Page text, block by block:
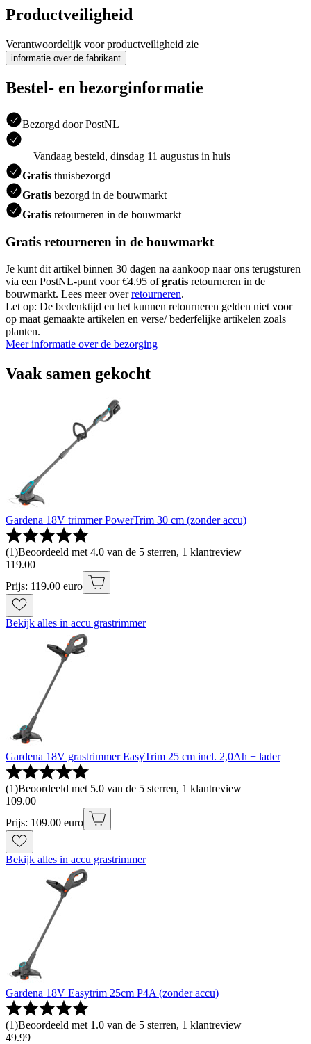
Productveiligheid
Verantwoordelijk voor productveiligheid zie
informatie over de fabrikant
Bestel- en bezorginformatie
Bezorgd door PostNL
Vandaag besteld, dinsdag 11 augustus in huis
Gratis thuisbezorgd
Gratis bezorgd in de bouwmarkt
Gratis retourneren in de bouwmarkt
Gratis retourneren in de bouwmarkt
Je kunt dit artikel binnen 30 dagen na aankoop naar ons terugsturen
via een PostNL-punt voor €4.95 ofgratis retourneren in de
bouwmarkt. Lees meer overretourneren.
Let op: De bedenktijd en het kunnen retourneren gelden niet voor
op maat gemaakte artikelen en verse/ bederfelijke artikelen zoals
planten.
Meer informatie over de bezorging
Vaak samen gekocht
Gardena 18V trimmer PowerTrim 30 cm (zonder accu)
(1)Beoordeeld met 4.0 van de 5 sterren, 1 klantreview
119.00
Prijs: 119.00 euro
Bekijk alles in accu grastrimmer
Gardena 18V grastrimmer EasyTrim 25 cm incl. 2,0Ah + lader
(1)Beoordeeld met 5.0 van de 5 sterren, 1 klantreview
109.00
Prijs: 109.00 euro
Bekijk alles in accu grastrimmer
Gardena 18V Easytrim 25cm P4A (zonder accu)
(1)Beoordeeld met 1.0 van de 5 sterren, 1 klantreview
49.99